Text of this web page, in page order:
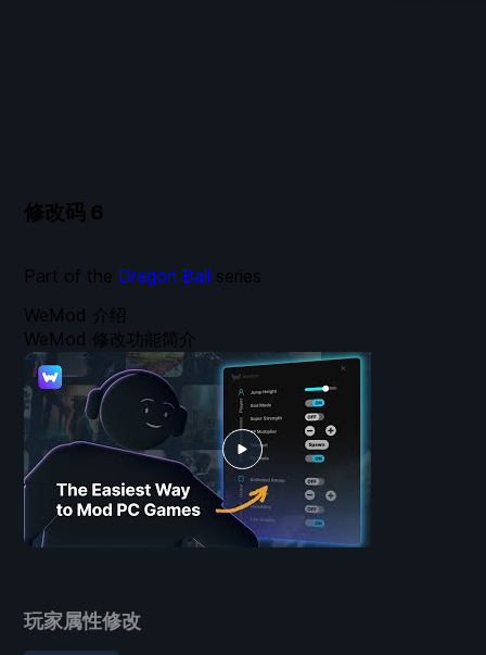
修改码 6
玩家属性修改
WeMod 介绍
WeMod 修改功能简介
Part of the Dragon Ball series